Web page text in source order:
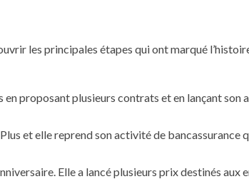
les principales étapes qui ont marqué
proposant plusieurs contrats et en lançant son
et elle reprend son activité de bancassurance
Elle a lancé plusieurs prix destinés aux